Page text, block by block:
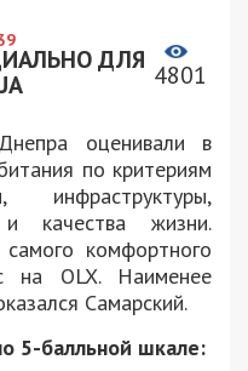
ДЛЯ 4801
оценивали в
по критериям
инфраструктуры,
и качества жизни.
комфортного
на OLX. Наименее
Самарский.
5-балльной шкале: